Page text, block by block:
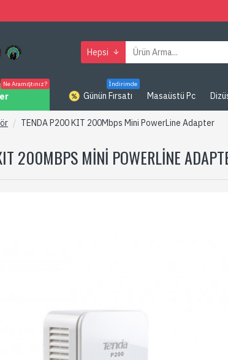
Hepsi
Ne Aramıştınız?
Günün Fırsatı
İndirimde
Masaüstü Pc
TENDA P200 KIT 200Mbps Mini PowerLine Adapter
200MBPS MINI POWERLINE